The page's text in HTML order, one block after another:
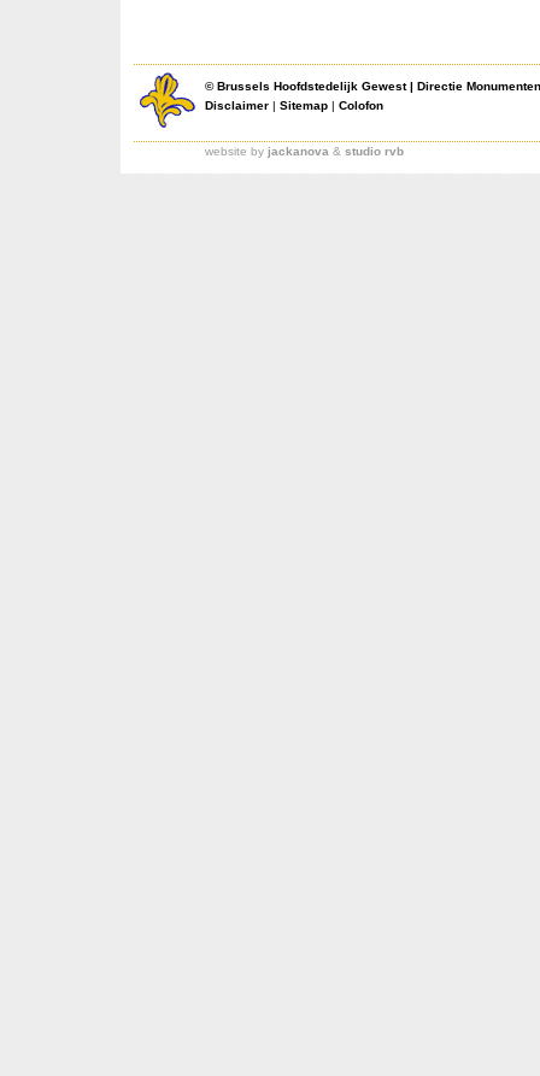
©Brussels Hoofdstedelijk Gewest| Directie
Disclaimer | Sitemap | Colofon
website by jackanova & studio rvb